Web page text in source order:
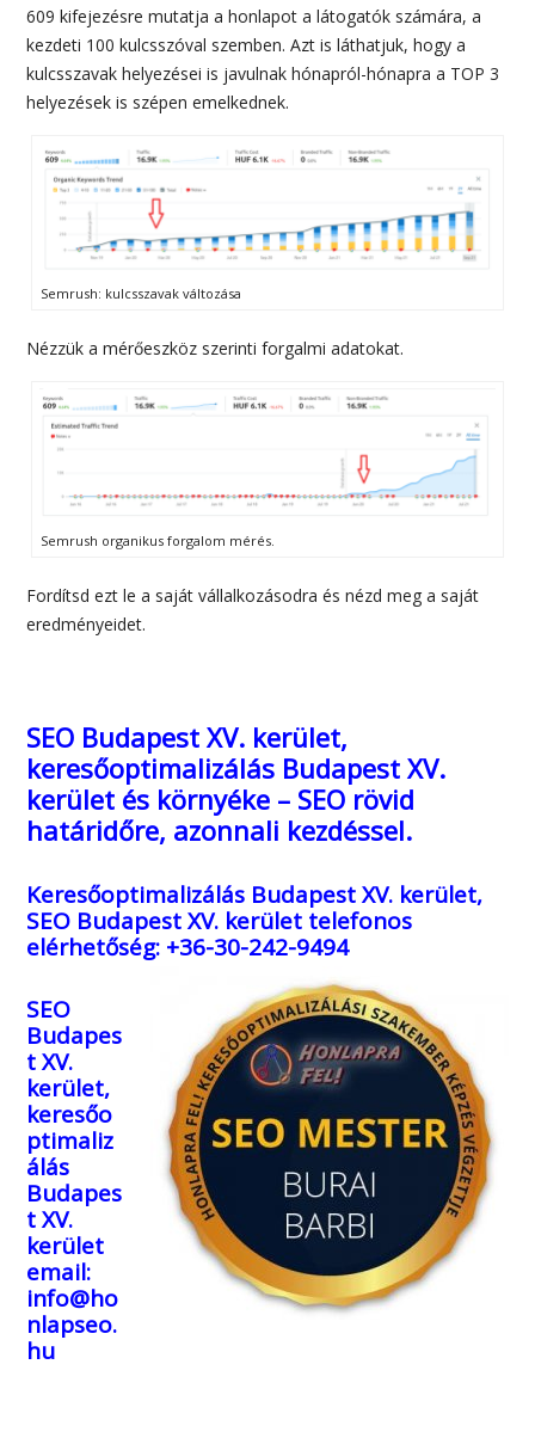
609 kifejezésre mutatja a honlapot a látogatók számára, a
kezdeti 100 kulcsszóval szemben. Azt is láthatjuk, hogy a
kulcsszavak helyezései is javulnak hónapról-hónapra a TOP 3
helyezések is szépen emelkednek.
Semrush: kulcsszavak változása
Nézzük a mérőeszköz szerinti forgalmi adatokat.
Semrush organikus forgalom mérés.
Fordítsd ezt le a saját vállalkozásodra és nézd meg a saját
eredményeidet.
SEO Budapest XV. kerület,
keresőoptimalizálás Budapest XV.
kerület és környéke – SEO rövid
határidőre, azonnali kezdéssel.
Keresőoptimalizálás Budapest XV. kerület,
SEO Budapest XV. kerület telefonos
elérhetőség: +36-30-242-9494
SEO
Budapes
t XV.
kerület,
keresőo
ptimaliz
álás
Budapes
t XV.
kerület
email:
info@ho
nlapseo.
hu